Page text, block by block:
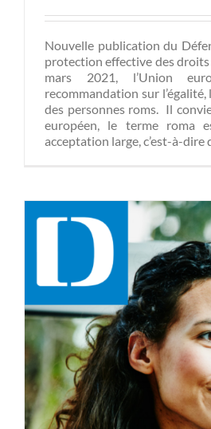
Nouvelle publication du
protection effective des
mars 2021, l’Union
recommandation sur
des personnes roms. Il
européen, le terme roma
acceptation large, c’est-à-dire